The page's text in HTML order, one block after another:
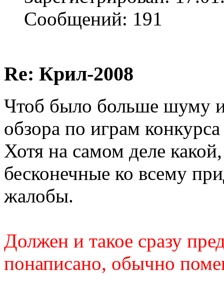
Сообщений: 191
Re: Крил-2008
Чтоб было больше шуму и
обзора по играм
Хотя на самом деле
бесконечные ко всему
жалобы.
Должен и такое сразу
понаписано, обычно